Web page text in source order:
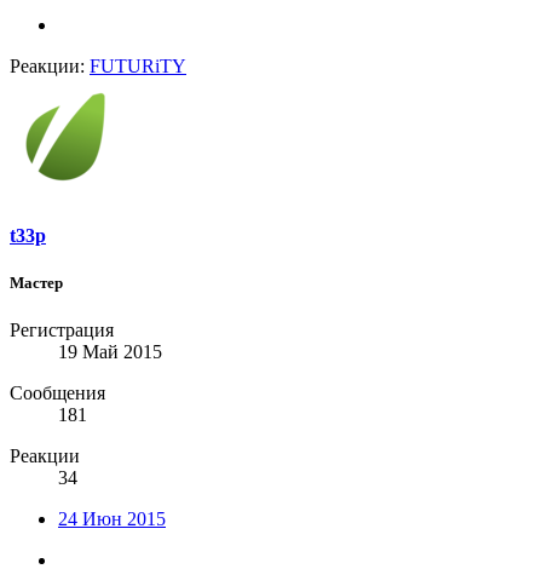
Реакции: FUTURiTY
t33p
Мастер
Регистрация
19 Май 2015
Сообщения
181
Реакции
34
24 Июн 2015